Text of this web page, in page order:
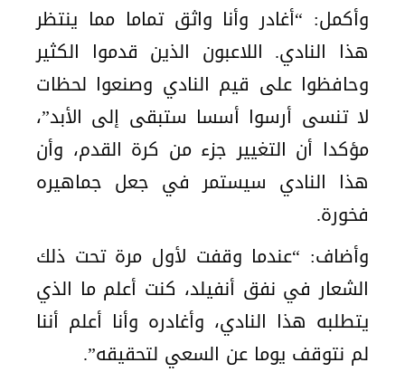
وأكمل: “أغادر وأنا واثق تماما مما ينتظر
هذا النادي. اللاعبون الذين قدموا الكثير
وحافظوا على قيم النادي وصنعوا لحظات
لا تنسى أرسوا أسسا ستبقى إلى الأبد”،
مؤكدا أن التغيير جزء من كرة القدم، وأن
هذا النادي سيستمر في جعل جماهيره
فخورة.
وأضاف: “عندما وقفت لأول مرة تحت ذلك
الشعار في نفق أنفيلد، كنت أعلم ما الذي
يتطلبه هذا النادي، وأغادره وأنا أعلم أننا
لم نتوقف يوما عن السعي لتحقيقه”.